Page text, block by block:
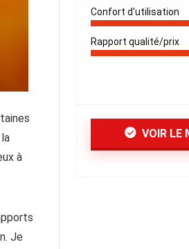
à
Je
Confort d'utilisation
Rapport qualité/prix
VOIR LE